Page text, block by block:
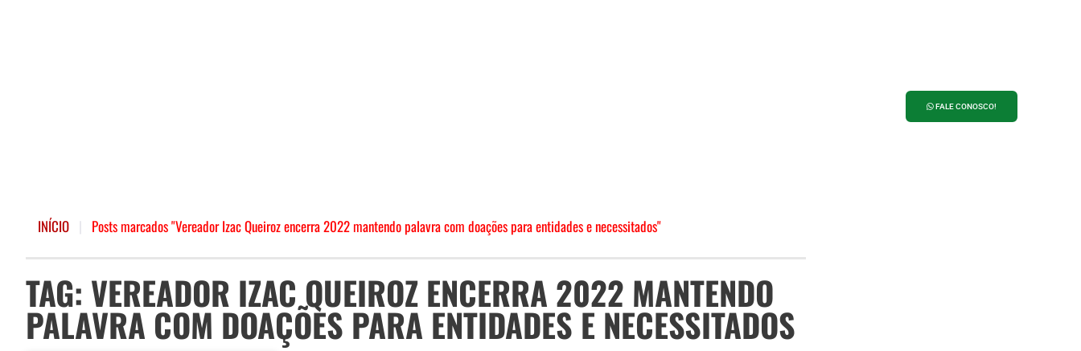
FALE CONOSCO!
INÍCIO Posts marcados "Vereador Izac Queiroz encerra 2022 mantendo palavra com doações para entidades e necessitados"
TAG: VEREADOR IZAC QUEIROZ ENCERRA 2022 MANTENDO
PALAVRA COM DOAÇÕES PARA ENTIDADES E NECESSITADOS